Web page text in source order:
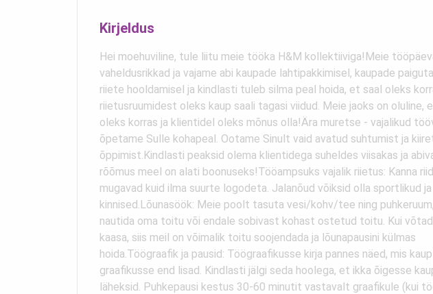
Kirjeldus
Hei moehuviline, tule liitu meie tööka H&M kollektiiviga!Meie
vaheldusrikkad ja vajame abi kaupade lahtipakkimisel, kaupade
riiete hooldamisel ja kindlasti tuleb silma peal hoida, et saal oleks
riietusruumidest oleks kaup saali tagasi viidud. Meie jaoks on oluline,
oleks korras ja klientidel oleks mõnus olla!Ära muretse - vajalikud
õpetame Sulle kohapeal. Ootame Sinult vaid avatud suhtumist ja
õppimist.Kindlasti peaksid olema klientidega suheldes viisakas ja
rõõmus meel on alati boonuseks!Tööampsuks vajalik riietus: Kanna
mugavad kuid ilma suurte logodeta. Jalanõud võiksid olla sportlikud ja
kinnised.Lõunasöök: Meie poolt tasuta vesi/kohv/tee ning
nautida oma toitu või endale sobivast kohast ostetud toitu. Kui
kaasa, siis meil on võimalik toitu soojendada ja lõunapausini külmas
hoida.Töögraafik ja pausid: Töögraafikusse kirja pannes näed, mis
graafikusse end lisad. Kindlasti jälgi seda hoolega, et ikka õigesse
läheksid. Puhkepausi kestus 30-60 minutit vastavalt graafikule (kui